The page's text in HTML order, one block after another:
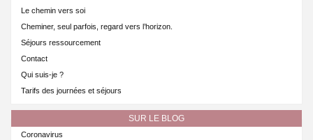
Le chemin vers soi
Cheminer, seul parfois, regard vers l’horizon.
Séjours ressourcement
Contact
Qui suis-je ?
Tarifs des journées et séjours
SUR LE BLOG
Coronavirus